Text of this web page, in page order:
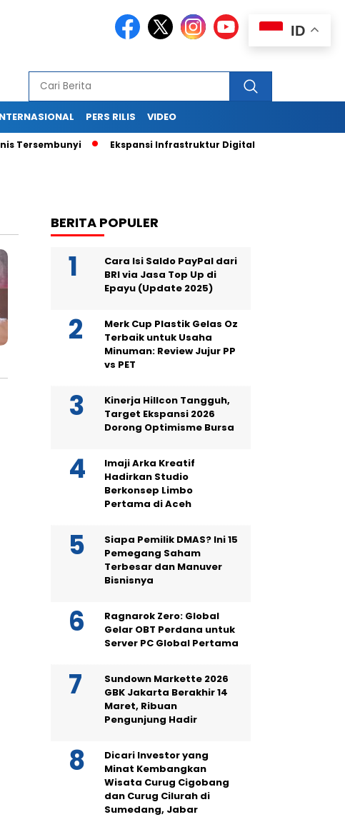
PERS RILIS VIDEO
Ekspansi Infrastruktur Digital Didorong Kredit
BERITA POPULER
Cara Isi Saldo PayPal dari
BRI via Jasa Top Up di
Epayu (Update 2025)
Merk Cup Plastik Gelas Oz
Terbaik untuk Usaha
Minuman: Review Jujur PP
vs PET
Kinerja Hillcon Tangguh,
Target Ekspansi 2026
Dorong Optimisme Bursa
Imaji Arka Kreatif
Hadirkan Studio
Berkonsep Limbo
Pertama di Aceh
Siapa Pemilik DMAS? Ini 15
Pemegang Saham
Terbesar dan Manuver
Bisnisnya
Ragnarok Zero: Global
Gelar OBT Perdana untuk
Server PC Global Pertama
Sundown Markette 2026
GBK Jakarta Berakhir 14
Maret, Ribuan
Pengunjung Hadir
Dicari Investor yang
Minat Kembangkan
Wisata Curug Cigobang
dan Curug Cilurah di
Sumedang, Jabar
ID